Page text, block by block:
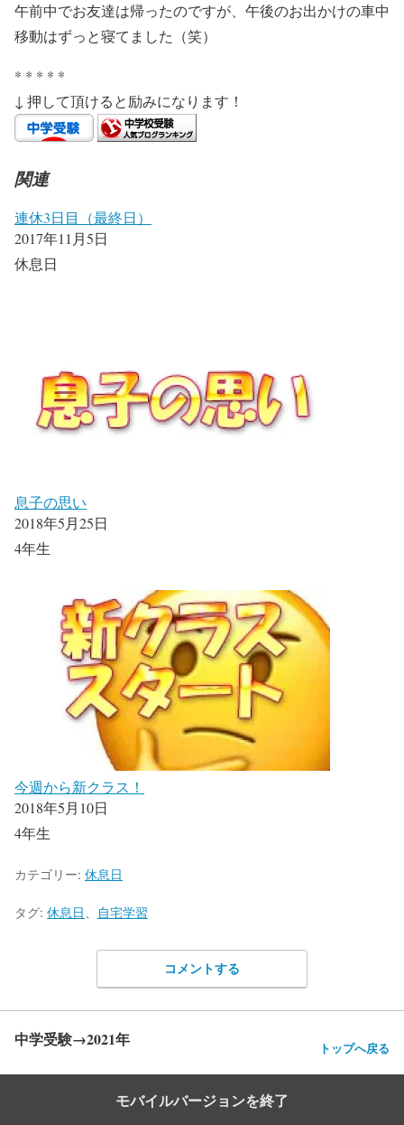
午前中でお友達は帰ったのですが、午後のお出かけの車中
移動はずっと寝てました（笑）
* * * * *
↓ 押して頂けると励みになります！
関連
連休3日目（最終日）
2017年11月5日
休息日
息子の思い
2018年5月25日
4年生
今週から新クラス！
2018年5月10日
4年生
カテゴリー: 休息日
タグ: 休息日 自宅学習
コメントする
中学受験→2021年 トップへ戻る
モバイルバージョンを終了